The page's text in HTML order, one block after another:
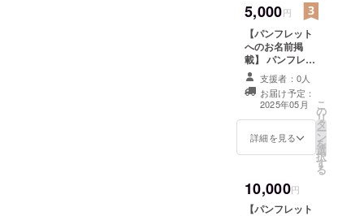
公式インスタグ
ラムへのお名前
掲載】 公式イン
スタグラムに、
支援者様のお名
前（ニックネー
ム）を掲載しま
す。 ・支援時、
必ず備考欄に希
をご記入くださ
い。 【お礼の
めて、お礼の
メッセージをお
5,000円
【パンフレット
へのお名前掲
載】 パンフレッ
トに、支援者様
のお名前（ニッ
クネーム）を掲
載します。 ・支
援時、必ず備考
欄に希望される
ムへのお名前掲
載】 公式インス
支援者：0人
お届け予定：
2025年05月
詳細を見る
こ
の
リ
タ
ー
ン
を
選
択
す
る
10,000円
【パンフレット